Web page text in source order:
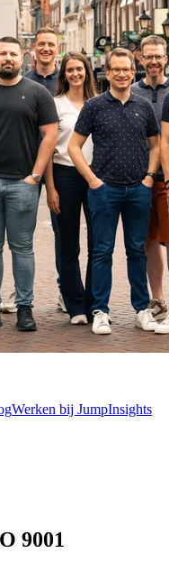
Werken bij JumpInsights
9001